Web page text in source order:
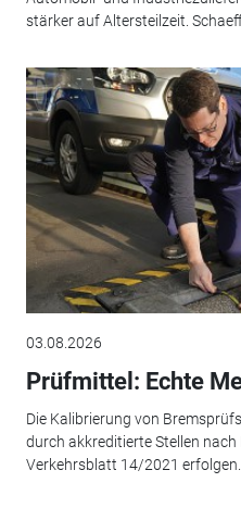
stärker auf Altersteilzeit.
03.08.2026
Prüfmittel: Echte
Die Kalibrierung von
durch akkreditierte Stellen nach
Verkehrsblatt 14/2021 erfolgen.